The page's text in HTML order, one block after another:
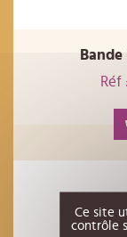
Réf
Ce site
contrôle